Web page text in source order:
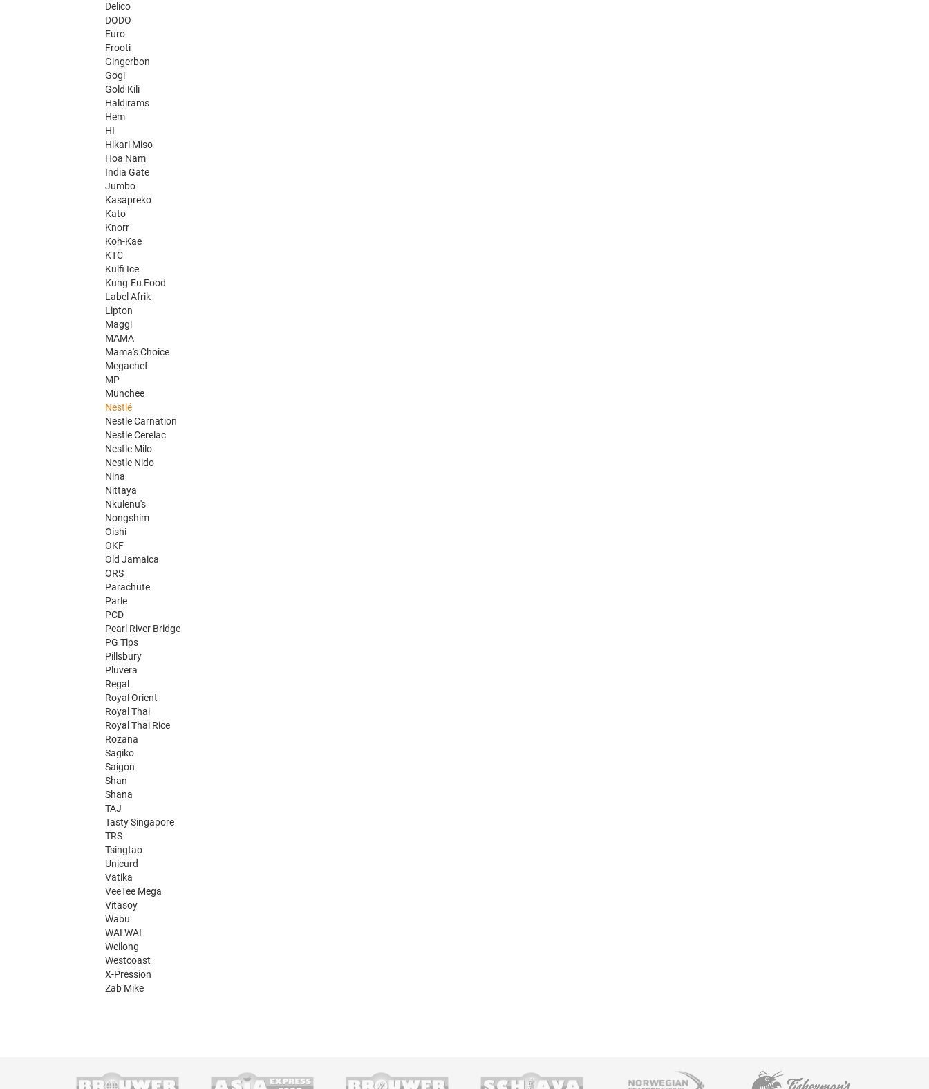
Delico
DODO
Euro
Frooti
Gingerbon
Gogi
Gold Kili
Haldirams
Hem
HI
Hikari Miso
Hoa Nam
India Gate
Jumbo
Kasapreko
Kato
Knorr
Koh-Kae
KTC
Kulfi Ice
Kung-Fu Food
Label Afrik
Lipton
Maggi
MAMA
Mama's Choice
Megachef
MP
Munchee
Nestlé
Nestle Carnation
Nestle Cerelac
Nestle Milo
Nestle Nido
Nina
Nittaya
Nkulenu's
Nongshim
Oishi
OKF
Old Jamaica
ORS
Parachute
Parle
PCD
Pearl River Bridge
PG Tips
Pillsbury
Pluvera
Regal
Royal Orient
Royal Thai
Royal Thai Rice
Rozana
Sagiko
Saigon
Shan
Shana
TAJ
Tasty Singapore
TRS
Tsingtao
Unicurd
Vatika
VeeTee Mega
Vitasoy
Wabu
WAI WAI
Weilong
Westcoast
X-Pression
Zab Mike